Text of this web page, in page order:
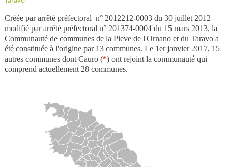
Créée par arrêté préfectoral n° 2012212-0003 du 30 juillet 2012
modifié par arrêté préfectoral n° 201374-0004 du 15 mars 2013, la
Communauté de communes de la Pieve de l'Ornano et du Taravo a
été constituée à l'origine par 13 communes. Le 1er janvier 2017, 15
autres communes dont Cauro (*) ont rejoint la communauté qui
comprend actuellement 28 communes.